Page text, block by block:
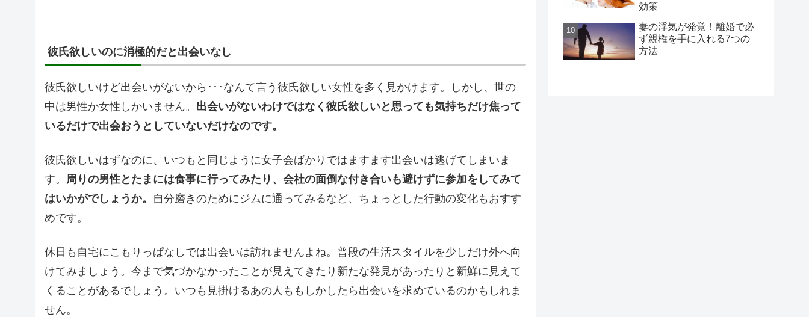
彼氏欲しいのに消極的だと出会いなし
彼氏欲しいけど出会いがないから･･･なんて言う彼氏欲しい女性を多く見かけます。しかし、世の
中は男性か女性しかいません。 出会いがないわけではなく彼氏欲しいと思っても気持ちだけ焦って
いるだけで出会おうとしていないだけなのです。
彼氏欲しいはずなのに、いつもと同じように女子会ばかりではますます出会いは逃げてしまいま
す。 周りの男性とたまには食事に行ってみたり、会社の面倒な付き合いも避けずに参加をしてみて
はいかがでしょうか。 自分磨きのためにジムに通ってみるなど、ちょっとした行動の変化もおすす
めです。
休日も自宅にこもりっぱなしでは出会いは訪れませんよね。普段の生活スタイルを少しだけ外へ向
けてみましょう。今まで気づかなかったことが見えてきたり新たな発見があったりと新鮮に見えて
くることがあるでしょう。いつも見掛けるあの人ももしかしたら出会いを求めているのかもしれま
せん。
効策
妻の浮気が発覚！離婚で必
ず親権を手に入れる7つの
方法